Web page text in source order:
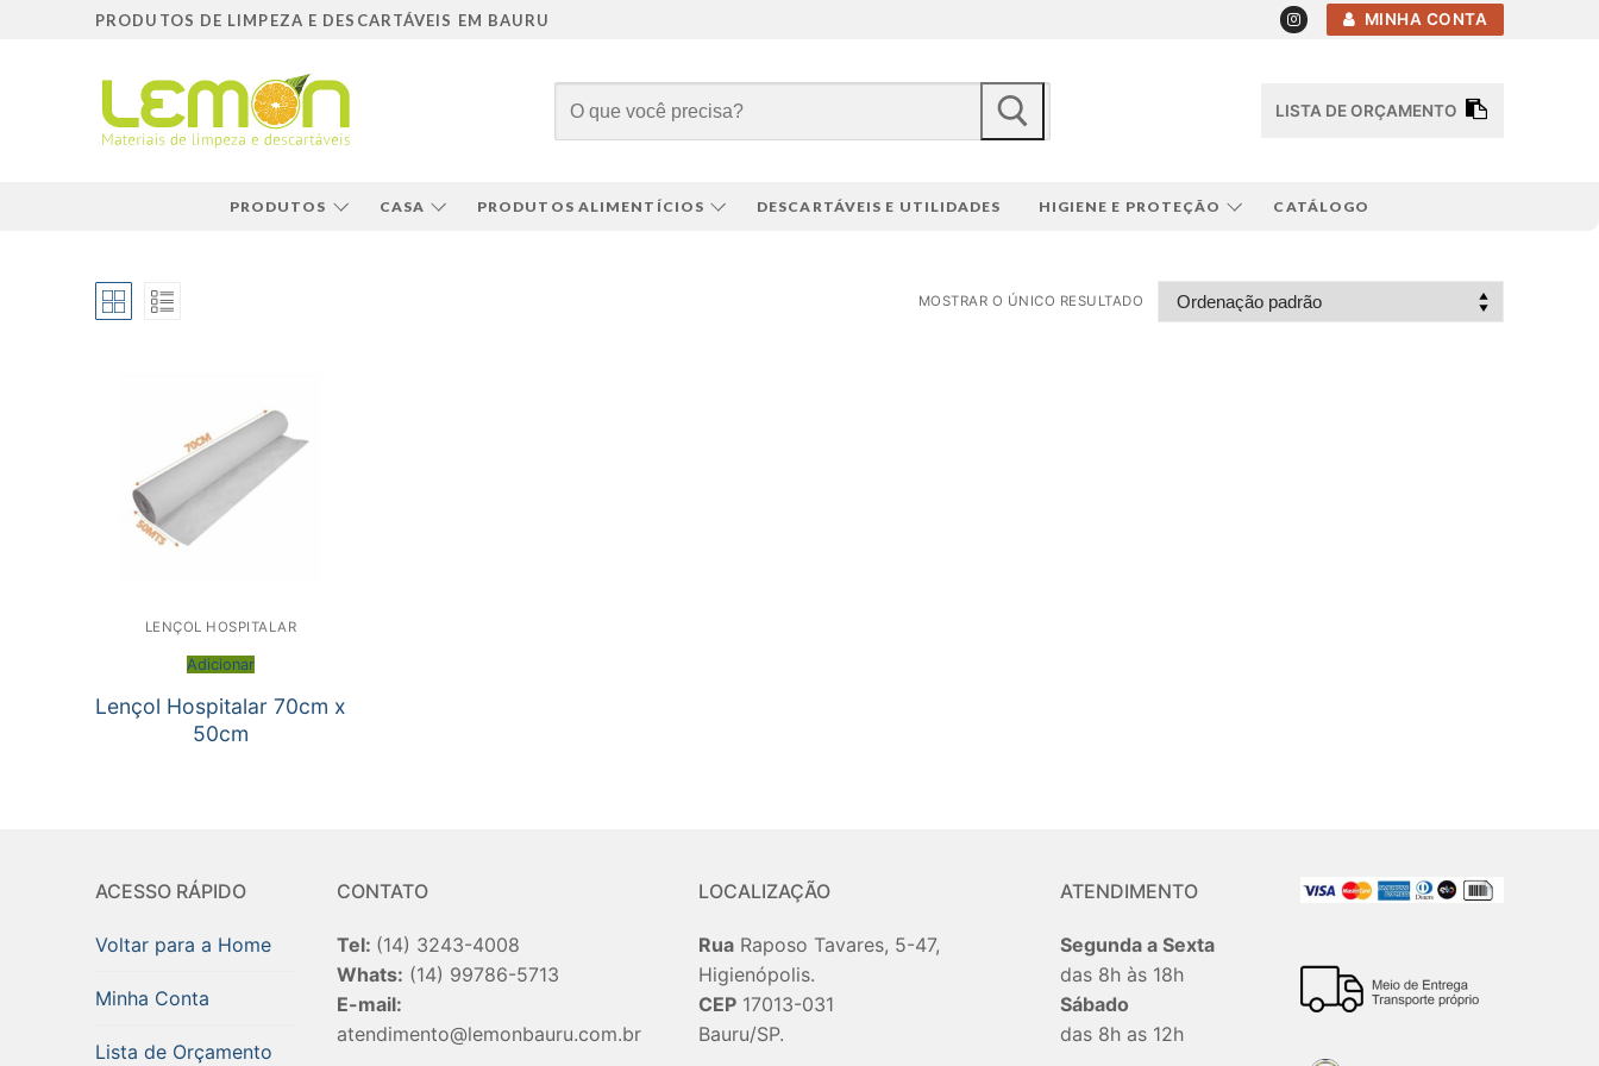
PRODUTOS DE LIMPEZA E DESCARTÁVEIS EM BAURU MINHA CONTA
por:
LISTA DE ORÇAMENTO
PRODUTOS CASA PRODUTOS ALIMENTÍCIOS DESCARTÁVEIS E UTILIDADES HIGIENE E PROTEÇÃO CATÁLOGO
MOSTRAR O ÚNICO RESULTADO
LENÇOL HOSPITALAR
Adicionar
Lençol Hospitalar 70cm x
50cm
ACESSO RÁPIDO
Voltar para a Home
Minha Conta
Lista de Orçamento
CONTATO
Tel: (14) 3243-4008
Whats: (14) 99786-5713
E-mail:
atendimento@lemonbauru.com.br
LOCALIZAÇÃO
RuaRaposo Tavares, 5-47,
Higienópolis.
CEP17013-031
Bauru/SP.
ATENDIMENTO
Segunda a Sexta
das 8h às 18h
Sábado
das 8h as 12h